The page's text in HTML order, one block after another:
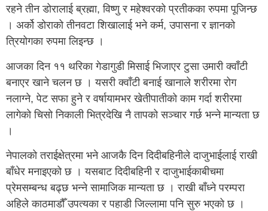
रहने तीन डोरालाई ब्रह्मा, विष्णु र महेश्वरको प्रतीकका रुपमा पूजिन्छ
। अर्को डोराको तीनवटा शिखालाई भने कर्म, उपासना र ज्ञानको
त्रियोगका रुपमा लिइन्छ ।
आजका दिन ११ थरिका गेडागुडी मिसाई भिजाएर टुसा उमारी क्वाँटी
बनाएर खाने चलन छ । यसरी क्वाँटी बनाई खानाले शरीरमा रोग
नलाग्ने, पेट सफा हुने र वर्षायामभर खेतीपातीको काम गर्दा शरीरमा
लागेको चिसो निकाली भित्रदेखि नै तापको सञ्चार गर्छ भन्ने मान्यता छ
।
नेपालको तराईक्षेत्रमा भने आजकै दिन दिदीबहिनीले दाजुभाईलाई राखी
बाँधेर मनाइएको छ । यसबाट दिदीबहिनी र दाजुभाईकाबीचमा
प्रेमसम्बन्ध बढ्छ भन्ने सामाजिक मान्यता छ । राखी बाँध्ने परम्परा
अहिले काठमाडौँ उपत्यका र पहाडी जिल्लामा पनि सुरु भएको छ ।